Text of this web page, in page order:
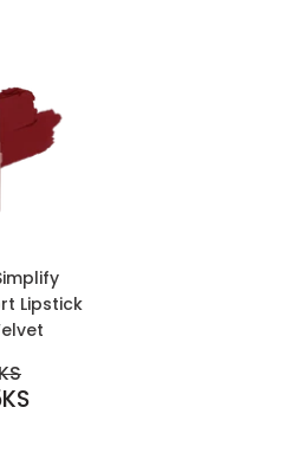
Lipstick
PRICE